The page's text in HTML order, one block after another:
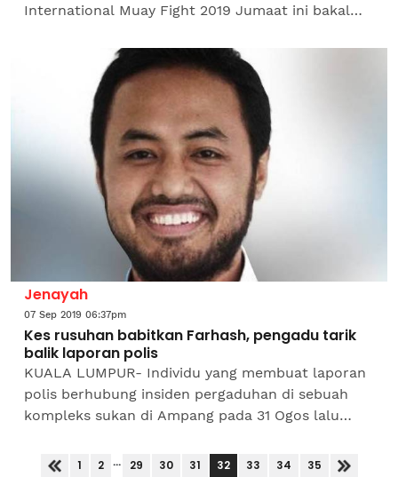
International Muay Fight 2019 Jumaat ini bakal
Jenayah
07 Sep 2019 06:37pm
Kes rusuhan babitkan Farhash, pengadu tarik
balik laporan polis
KUALA LUMPUR- Individu yang membuat laporan
polis berhubung insiden pergaduhan di sebuah
kompleks sukan di Ampang pada 31 Ogos lalu
Rakyat (PKR) Perak...
1 2 ... 29 30 31 32 33 34 35